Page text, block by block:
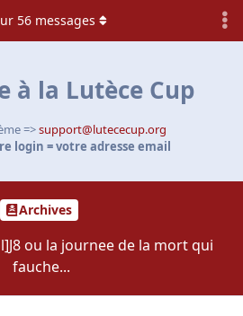
à la Lutèce Cup
=>support@lutececup.org
login = votre adresse email
Archives
ou la journee de la mort qui
fauche...
56 messages